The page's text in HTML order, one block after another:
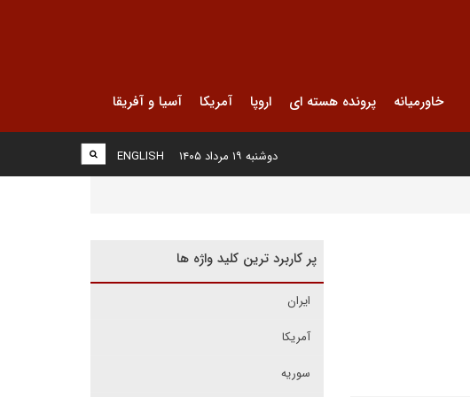
خاورمیانه پرونده هسته ای اروپا آمریکا آسیا و آفریقا
ENGLISH دوشنبه ۱۹ مرداد ۱۴۰۵
پر کاربرد ترین کلید واژه ها
ایران
آمریکا
سوریه